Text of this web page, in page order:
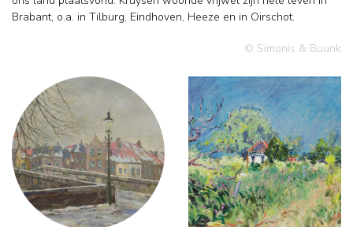
Brabant, o.a. in Tilburg, Eindhoven, Heeze en in Oirschot.
© Simonis & Buunk